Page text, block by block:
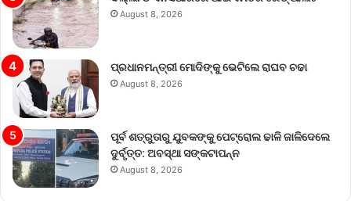
August 8, 2026
ପ୍ରଧାନମନ୍ତ୍ରୀ ମୋଦିଙ୍କୁ ଭେଟିଲେ ରାଘବ ଚଢା
August 8, 2026
ପୂର୍ବ ଶତ୍ରୁତାରୁ ଯୁବକଙ୍କୁ ପେଟ୍ରୋଲ ଢାଳି ଜାଳିଦେଲେ
ଦୁର୍ବୃତ୍ତ: ଅବସ୍ଥା ସଙ୍କଟାପନ୍ନ
August 8, 2026